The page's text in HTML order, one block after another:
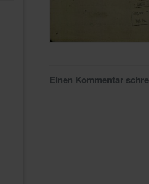
Einen Kommentar